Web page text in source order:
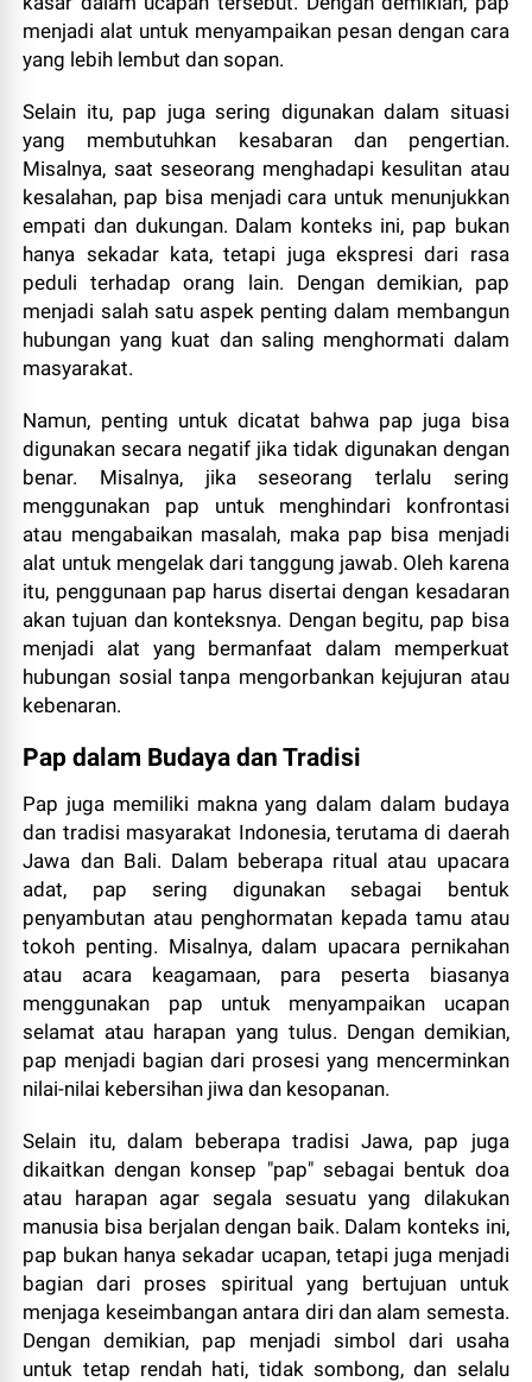
menjadi alat untuk menyampaikan pesan dengan cara
yang lebih lembut dan sopan.
Selain itu, pap juga sering digunakan dalam situasi
yang membutuhkan kesabaran dan pengertian.
Misalnya, saat seseorang menghadapi kesulitan atau
kesalahan, pap bisa menjadi cara untuk menunjukkan
empati dan dukungan. Dalam konteks ini, pap bukan
hanya sekadar kata, tetapi juga ekspresi dari rasa
peduli terhadap orang lain. Dengan demikian, pap
menjadi salah satu aspek penting dalam membangun
hubungan yang kuat dan saling menghormati dalam
masyarakat.
Namun, penting untuk dicatat bahwa pap juga bisa
digunakan secara negatif jika tidak digunakan dengan
benar. Misalnya, jika seseorang terlalu sering
menggunakan pap untuk menghindari konfrontasi
atau mengabaikan masalah, maka pap bisa menjadi
alat untuk mengelak dari tanggung jawab. Oleh karena
itu, penggunaan pap harus disertai dengan kesadaran
akan tujuan dan konteksnya. Dengan begitu, pap bisa
menjadi alat yang bermanfaat dalam memperkuat
hubungan sosial tanpa mengorbankan kejujuran atau
kebenaran.
Pap dalam Budaya dan Tradisi
Pap juga memiliki makna yang dalam dalam budaya
dan tradisi masyarakat Indonesia, terutama di daerah
Jawa dan Bali. Dalam beberapa ritual atau upacara
adat, pap sering digunakan sebagai bentuk
penyambutan atau penghormatan kepada tamu atau
tokoh penting. Misalnya, dalam upacara pernikahan
atau acara keagamaan, para peserta biasanya
menggunakan pap untuk menyampaikan ucapan
selamat atau harapan yang tulus. Dengan demikian,
pap menjadi bagian dari prosesi yang mencerminkan
nilai-nilai kebersihan jiwa dan kesopanan.
Selain itu, dalam beberapa tradisi Jawa, pap juga
dikaitkan dengan konsep "pap" sebagai bentuk doa
atau harapan agar segala sesuatu yang dilakukan
manusia bisa berjalan dengan baik. Dalam konteks ini,
pap bukan hanya sekadar ucapan, tetapi juga menjadi
bagian dari proses spiritual yang bertujuan untuk
menjaga keseimbangan antara diri dan alam semesta.
Dengan demikian, pap menjadi simbol dari usaha
untuk tetap rendah hati, tidak sombong, dan selalu